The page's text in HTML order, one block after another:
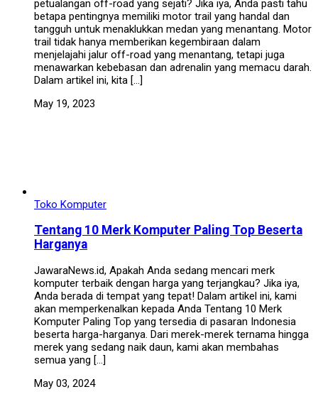
petualangan off-road yang sejati? Jika iya, Anda pasti tahu
betapa pentingnya memiliki motor trail yang handal dan
tangguh untuk menaklukkan medan yang menantang. Motor
trail tidak hanya memberikan kegembiraan dalam
menjelajahi jalur off-road yang menantang, tetapi juga
menawarkan kebebasan dan adrenalin yang memacu darah.
Dalam artikel ini, kita […]
May 19, 2023
Toko Komputer
Tentang 10 Merk Komputer Paling Top Beserta
Harganya
JawaraNews.id, Apakah Anda sedang mencari merk
komputer terbaik dengan harga yang terjangkau? Jika iya,
Anda berada di tempat yang tepat! Dalam artikel ini, kami
akan memperkenalkan kepada Anda Tentang 10 Merk
Komputer Paling Top yang tersedia di pasaran Indonesia
beserta harga-harganya. Dari merek-merek ternama hingga
merek yang sedang naik daun, kami akan membahas
semua yang […]
May 03, 2024